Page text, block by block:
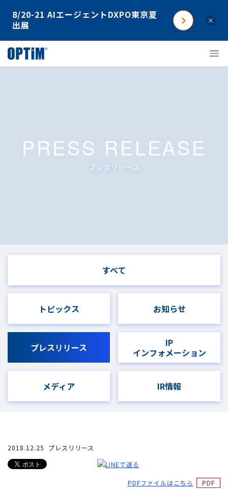
8/20-21 AIエージェントDXPO東京夏
出展
×
PRESS RELEASE
プレスリリース
すべて
トピックス お知らせ
プレスリリース
IP
インフォメーション
メディア IR情報
2018.12.25 プレスリリース
PDFファイルはこちら